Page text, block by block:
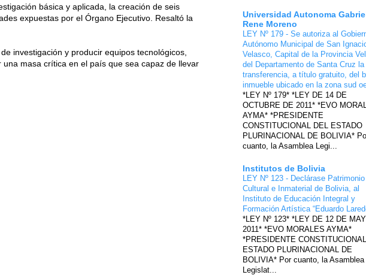
básica y aplicada, la creación de seis
expuestas por el Órgano Ejecutivo. Resaltó la
investigación y producir equipos tecnológicos,
masa crítica en el país que sea capaz de llevar
Universidad Autonoma
Rene Moreno
LEY Nº 179 - Se autoriza al
Autónomo Municipal de San
Velasco, Capital de la Provincia
del Departamento de Santa Cruz la
transferencia, a título gratuito, del
inmueble ubicado en la zona sud
*LEY Nº 179* *LEY DE 14 DE
OCTUBRE DE 2011* *EVO
AYMA* *PRESIDENTE
CONSTITUCIONAL DEL ESTADO
PLURINACIONAL DE BOLIVIA*
cuanto, la Asamblea Legi...
Institutos de Bolivia
LEY Nº 123 - Declárase Patrimonio
Cultural e Inmaterial de Bolivia, al
Instituto de Educación Integral y
Formación Artística “Eduardo
*LEY Nº 123* *LEY DE 12 DE
2011* *EVO MORALES AYMA*
*PRESIDENTE
ESTADO PLURINACIONAL DE
BOLIVIA* Por cuanto, la Asamblea
Legislat...